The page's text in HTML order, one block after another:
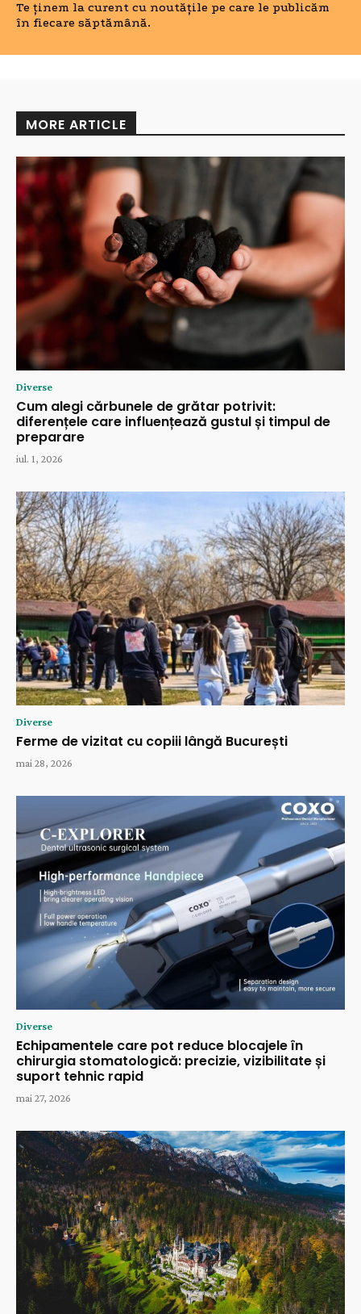
Te ținem la curent cu noutățile pe care le publicăm
în fiecare săptămână.
MORE ARTICLE
Diverse
Cum alegi cărbunele de grătar potrivit:
diferențele care influențează gustul și timpul de
preparare
iul. 1, 2026
Diverse
Ferme de vizitat cu copiii lângă București
mai 28, 2026
Diverse
Echipamentele care pot reduce blocajele în
chirurgia stomatologică: precizie, vizibilitate și
suport tehnic rapid
mai 27, 2026